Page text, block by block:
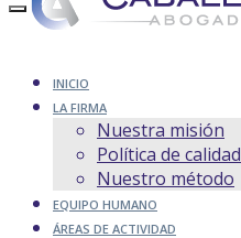
INICIO
LA FIRMA
Nuestra misión
Política de calidad
Nuestro método
EQUIPO HUMANO
ÁREAS DE ACTIVIDAD